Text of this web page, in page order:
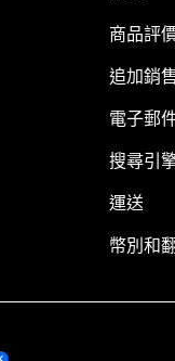
商品評
追加銷
電子郵
搜尋引
運送
幣別和